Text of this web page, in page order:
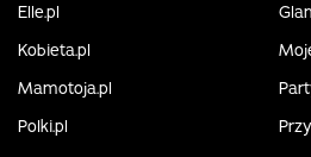
Elle.pl
Kobieta.pl
Mamotoja.pl
Polki.pl